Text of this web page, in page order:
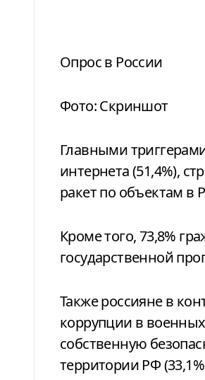
Опрос в России
Фото: Скриншот
Главными
интернета (51,4%),
ракет по объектам в
Кроме того, 73,8%
государственной
Также россияне в
коррупции в военных
собственную
территории РФ